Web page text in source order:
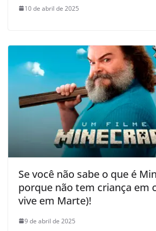
10 de abril de 2025
Se você não sabe o que é
porque não tem criança em
vive em Marte)!
9 de abril de 2025